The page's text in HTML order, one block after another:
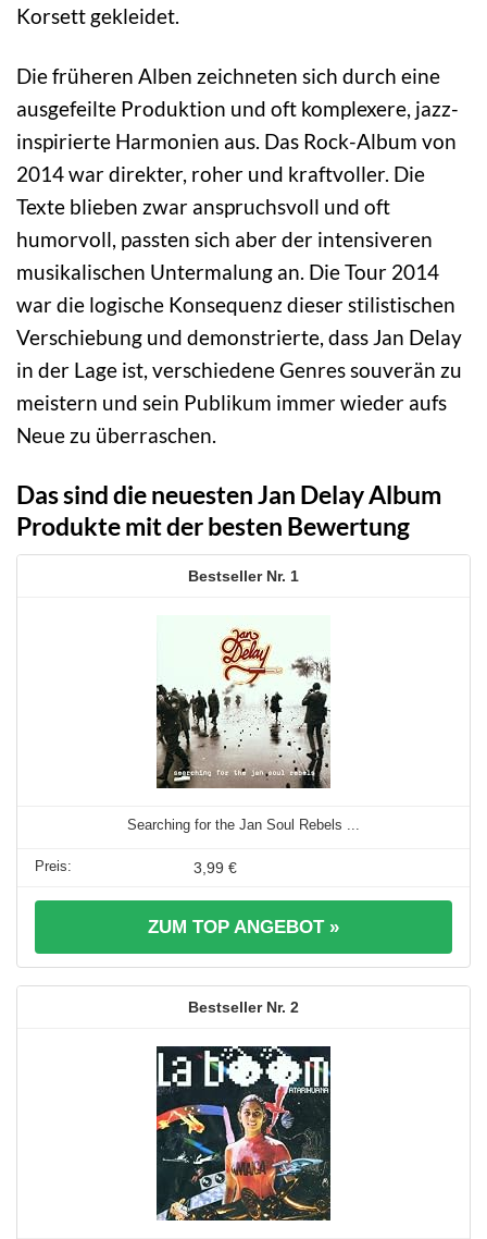
Korsett gekleidet.
Die früheren Alben zeichneten sich durch eine
ausgefeilte Produktion und oft komplexere, jazz-
inspirierte Harmonien aus. Das Rock-Album von
2014 war direkter, roher und kraftvoller. Die
Texte blieben zwar anspruchsvoll und oft
humorvoll, passten sich aber der intensiveren
musikalischen Untermalung an. Die Tour 2014
war die logische Konsequenz dieser stilistischen
Verschiebung und demonstrierte, dass Jan Delay
in der Lage ist, verschiedene Genres souverän zu
meistern und sein Publikum immer wieder aufs
Neue zu überraschen.
Das sind die neuesten Jan Delay Album
Produkte mit der besten Bewertung
1
Searching for the Jan Soul Rebels ...
3,99 €
ZUM TOP ANGEBOT »
2